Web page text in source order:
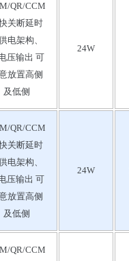
QR/CCM
关断延时
电架构、
压输出 可
放置高侧
及低侧
24W
QR/CCM
关断延时
电架构、
压输出 可
放置高侧
及低侧
24W
QR/CCM